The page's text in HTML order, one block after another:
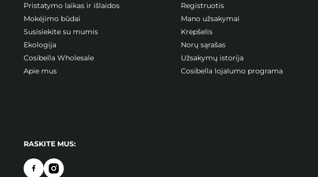
Pristatymo laikas ir išlaidos
Mokėjimo būdai
Susisiekite su mumis
Ekologija
Cosibella Wholesale
Apie mus
Registruotis
Mano užsakymai
Krepšelis
Norų sąrašas
Užsakymų istorija
Cosibella lojalumo programa
RASKITE MUS: